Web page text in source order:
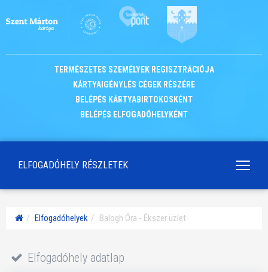
TERMÉSZETES SZEMÉLYEK REGISZTRÁCIÓJA
KÁRTYAIGÉNYLÉS CÉGEK RÉSZÉRE
BELÉPÉS KÁRTYABIRTOKOSKÉNT
BELÉPÉS ELFOGADÓHELYKÉNT
ELFOGADÓHELY RÉSZLETEK
Kezdőoldal
Elfogadóhelyek Balogh Óra - Ékszer üzlet
Elfogadóhely adatlap